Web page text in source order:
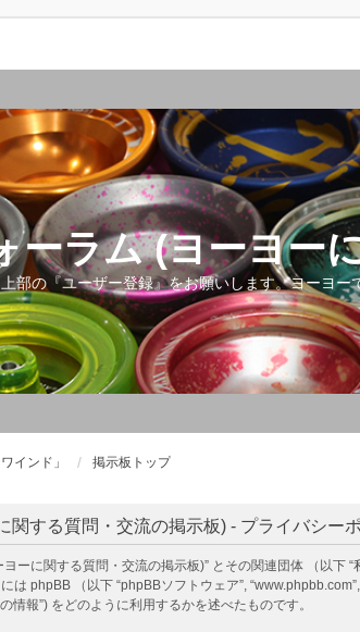
ーラム (ヨーヨー
部の『ユーザー登録』をお願いします。ヨーヨ
インド」 掲示板トップ
関する質問・交流の掲示板) - プライバシー
ーに関する質問・交流の掲示板)” とその関連団体 （以下
は phpBB （以下 “phpBBソフトウェア”,
情報”) をどのように利用するかを述べたものです。